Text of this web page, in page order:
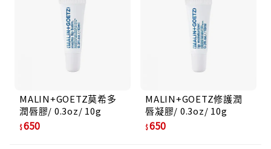
MALIN+GOETZ莫希多
潤唇膠/ 0.3oz/ 10g
650
MALIN+GOETZ修護潤
唇凝膠/ 0.3oz/ 10g
650